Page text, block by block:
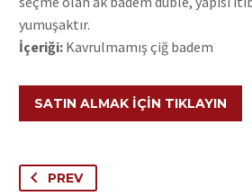
yumuşaktır.
İçeriği: Kavrulmamış çiğ badem
SATIN ALMAK İÇIN TIKLAYIN
PREV